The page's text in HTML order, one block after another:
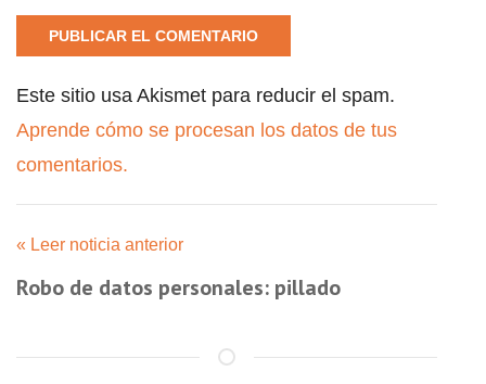
Este sitio usa Akismet para reducir el spam.
Aprende cómo se procesan los datos de tus
comentarios.
« Leer noticia anterior
Robo de datos personales: pillado